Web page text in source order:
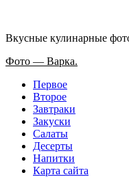
Вкусные кулинарные
Основное
Фото — Варка.
Первое
Второе
Завтраки
Закуски
Салаты
Десерты
Напитки
Карта сайта